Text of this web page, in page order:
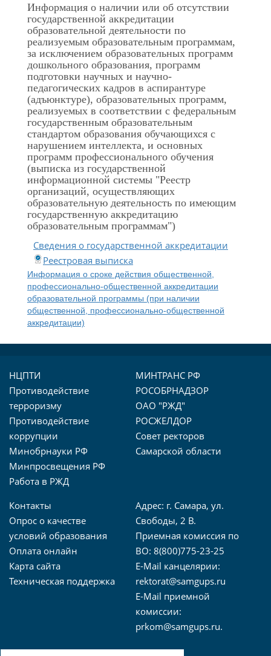
Информация о наличии или об отсутствии
государственной аккредитации
образовательной деятельности по
реализуемым образовательным программам,
за исключением образовательных программ
дошкольного образования, программ
подготовки научных и научно-
педагогических кадров в аспирантуре
(адъюнктуре), образовательных программ,
реализуемых в соответствии с федеральным
государственным образовательным
стандартом образования обучающихся с
нарушением интеллекта, и основных
программ профессионального обучения
(выписка из государственной
информационной системы "Реестр
организаций, осуществляющих
образовательную деятельность по имеющим
государственную аккредитацию
образовательным программам")
Сведения о государственной аккредитации
Реестровая выписка
Информация о сроке действия общественной,
профессионально-общественной аккредитации
образовательной программы (при наличии
общественной, профессионально-общественной
аккредитации)
НЦПТИ
Противодействие
терроризму
Противодействие
коррупции
Минобрнауки РФ
Минпросвещения РФ
Работа в РЖД
МИНТРАНС РФ
РОСОБРНАДЗОР
ОАО "РЖД"
РОСЖЕЛДОР
Совет ректоров
Самарской области
Контакты
Опрос о качестве
условий образования
Оплата онлайн
Карта сайта
Техническая поддержка
Адрес: г. Самара, ул.
Свободы, 2 В.
Приемная комиссия по
ВО: 8(800)775-23-25
E-Mail канцелярии:
rektorat@samgups.ru
E-Mail приемной
комиссии:
prkom@samgups.ru.